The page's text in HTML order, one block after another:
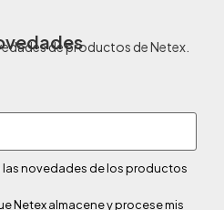
de productos de Netex.
las novedades de los productos
Netex almacene y procese mis